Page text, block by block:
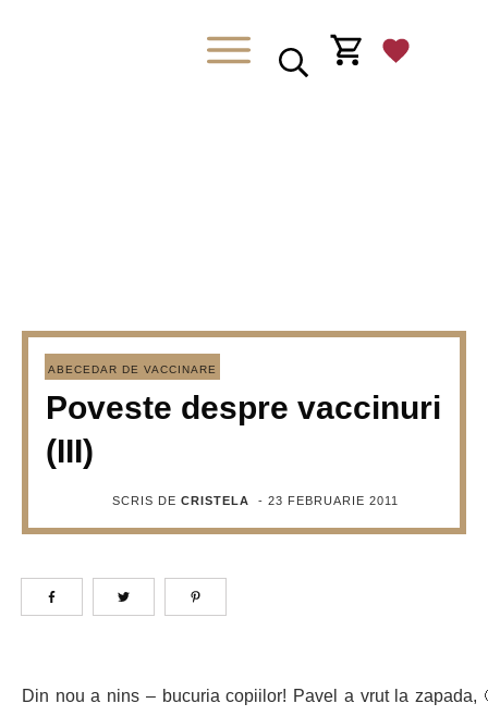
ABECEDAR DE VACCINARE
Poveste despre vaccinuri
(III)
SCRIS DECRISTELA -23 FEBRUARIE 2011
Din nou a nins – bucuria copiilor! Pavel a vrut la zapada,